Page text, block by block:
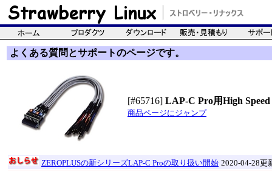
よくある質問とサポートのページです。
[#65716] LAP-C Pro用High
商品ページにジャンプ
ZEROPLUSの新シリーズLAP-C Proの取り扱い開始 2020-04-28更